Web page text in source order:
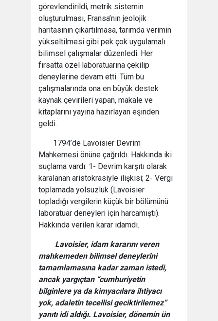
görevlendirildi, metrik sistemin
oluşturulması, Fransa’nın jeolojik
haritasının çıkartılmasa, tarımda verimin
yükseltilmesi gibi pek çok uygulamalı
bilimsel çalış­malar düzenledi. Her
fırsatta özel laboratuarına çekilip
deneylerine devam etti. Tüm bu
çalışmalarında ona en büyük destek
kaynak çevirileri yapan, makale ve
kitaplarını yayına hazırlayan eşinden
geldi.
1794’de Lavoisier Devrim
Mahkemesi önüne çağrıldı. Hakkında iki
suçlama vardı: 1- Devrim karşıtı olarak
karalanan aristokrasiyle ilişkisi; 2- Vergi
toplamada yolsuzluk (Lavoisier
topladığı vergilerin küçük bir bölümünü
laboratuar deneyleri için harcamış­tı).
Hakkında verilen karar idamdı.
Lavoisier, idam kararını veren
mahkemeden bilimsel deneylerini
tamamlamasına kadar zaman istedi,
ancak yargıçtan “cumhuriyetin
bilginlere ya da kimyacılara ihtiyacı
yok, adaletin tecellisi geciktirilemez”
yanıtı idi aldığı. Lavoisier, dönemin ün